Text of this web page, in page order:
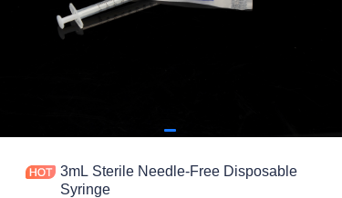
3mL Sterile Needle-Free Disposable
Syringe